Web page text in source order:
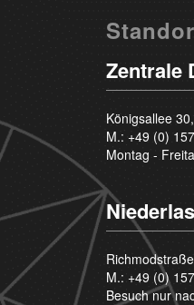
Zentrale
Königsallee
M.: +49 (0)
Montag -
M.: +49 (0)
Besuch nur